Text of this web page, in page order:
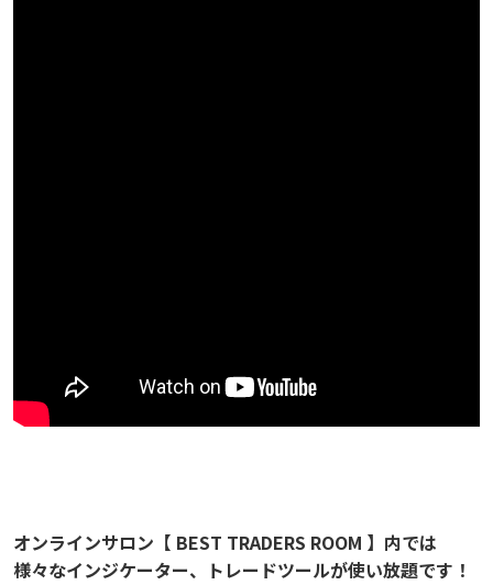
オンラインサロン【 BEST TRADERS ROOM 】内では
様々なインジケーター、トレードツールが使い放題です！